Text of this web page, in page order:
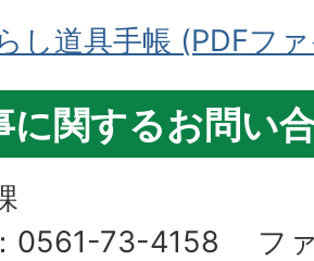
し道具手帳 (PDFフ
に関するお問い
0561-73-4158 フ